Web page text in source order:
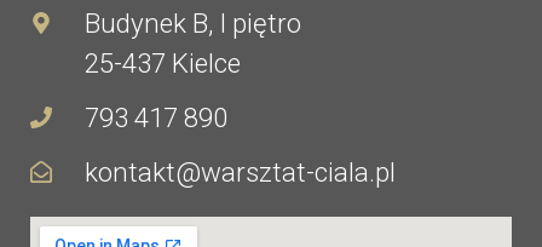
Budynek B, I piętro
25-437 Kielce
793 417 890
kontakt@warsztat-ciala.pl